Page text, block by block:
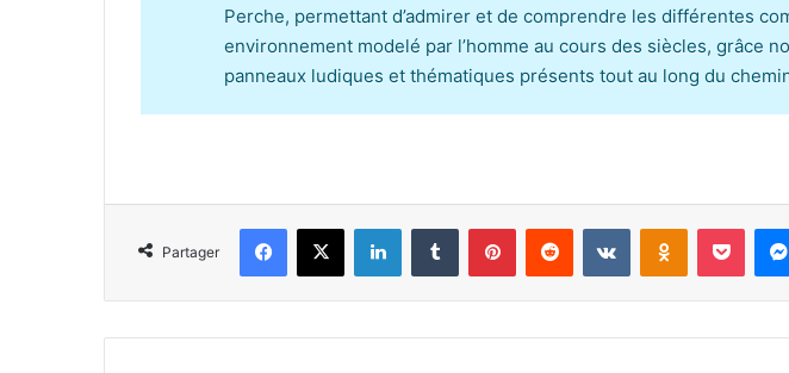
Perche, permettant d’admirer et de comprendre les différentes
environnement modelé par l’homme au cours des siècles, grâce
panneaux ludiques et thématiques présents tout au long du
Partager